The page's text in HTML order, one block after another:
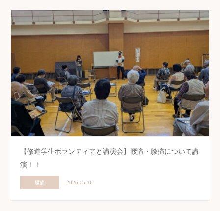
【修道学生ボランティアと講演会】腰痛・膝痛について講
演！！
腰痛 2026.05.16